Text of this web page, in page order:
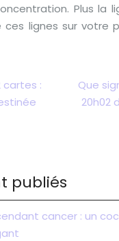
Plus la
ces lignes sur votre
cartes :
Que
20h02
publiés
cancer : un